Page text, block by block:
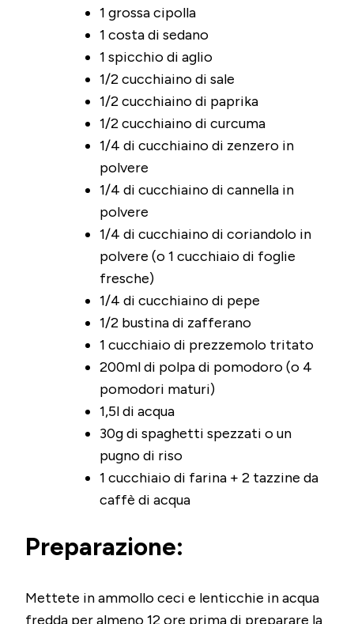
1 grossa cipolla
1 costa di sedano
1 spicchio di aglio
1/2 cucchiaino di sale
1/2 cucchiaino di paprika
1/2 cucchiaino di curcuma
1/4 di cucchiaino di zenzero in
polvere
1/4 di cucchiaino di cannella in
polvere
1/4 di cucchiaino di coriandolo in
polvere (o 1 cucchiaio di foglie
fresche)
1/4 di cucchiaino di pepe
1/2 bustina di zafferano
1 cucchiaio di prezzemolo tritato
200ml di polpa di pomodoro (o 4
pomodori maturi)
1,5l di acqua
30g di spaghetti spezzati o un
pugno di riso
1 cucchiaio di farina + 2 tazzine da
caffè di acqua
Preparazione:
Mettete in ammollo ceci e lenticchie in acqua
fredda per almeno 12 ore prima di preparare la